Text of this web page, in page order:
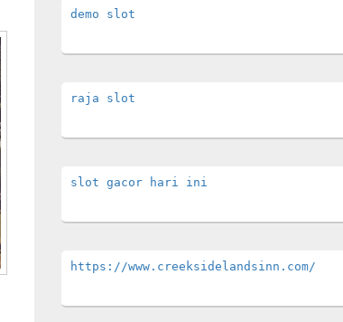
demo slot
raja slot
slot gacor hari ini
https://www.creeksidelandsinn.com/